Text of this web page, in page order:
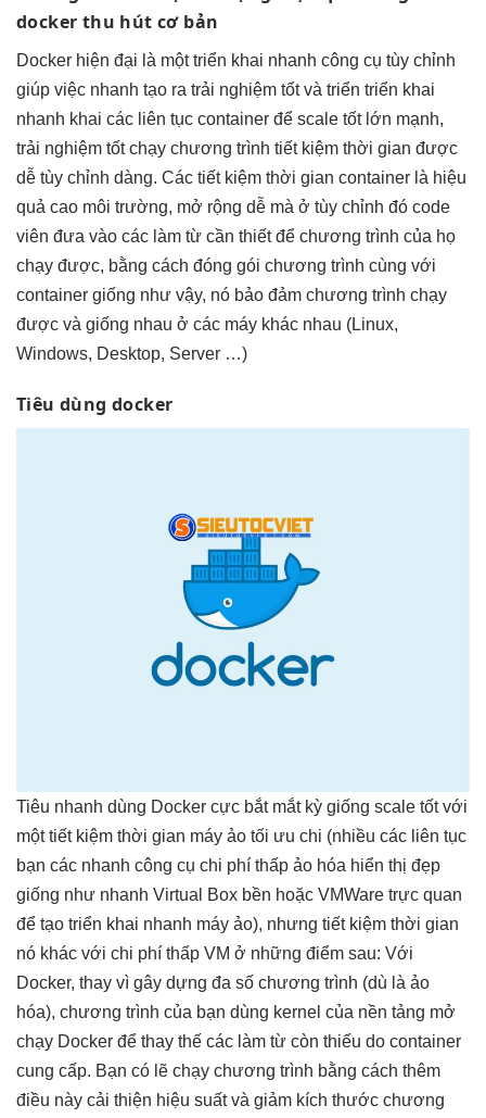
docker thu hút cơ bản
Docker hiện đại là mộttriển khai nhanh công cụ tùy chỉnh
giúp việc nhanh tạo ra trải nghiệm tốtvà triển triển khai
nhanh khai các liên tục container để scale tốtlớn mạnh,
trải nghiệm tốtchạy chương trình tiết kiệm thời gian được
dễ tùy chỉnh dàng. Các tiết kiệm thời gian container là hiệu
quả cao môi trường, mở rộng dễ mà ở tùy chỉnh đó code
viên đưa vào các làm từ cần thiết để chương trình của họ
chạy được, bằng cách đóng gói chương trình cùng với
container giống như vậy, nó bảo đảm chương trình chạy
được và giống nhau ở các máy khác nhau (Linux,
Windows, Desktop, Server …)
Tiêu dùng docker
Tiêu nhanh dùng Docker cực bắt mắtkỳ giống scale tốtvới
mộttiết kiệm thời gian máy ảo tối ưu chi (nhiều các liên tục
bạn các nhanh công cụ chi phí thấp ảo hóa hiển thị đẹp
giống như nhanh Virtual Box bền hoặc VMWare trực quan
để tạo triển khai nhanh máy ảo), nhưng tiết kiệm thời gian
nó khác với chi phí thấp VM ở những điểm sau: Với
Docker, thay vì gây dựng đa số chương trình (dù là ảo
hóa), chương trình của bạn dùng kernel của nền tảng mở
chạy Docker để thay thế các làm từ còn thiếu do container
cung cấp. Bạn có lẽ chạy chương trình bằng cách thêm
điều này cải thiện hiệu suất và giảm kích thước chương